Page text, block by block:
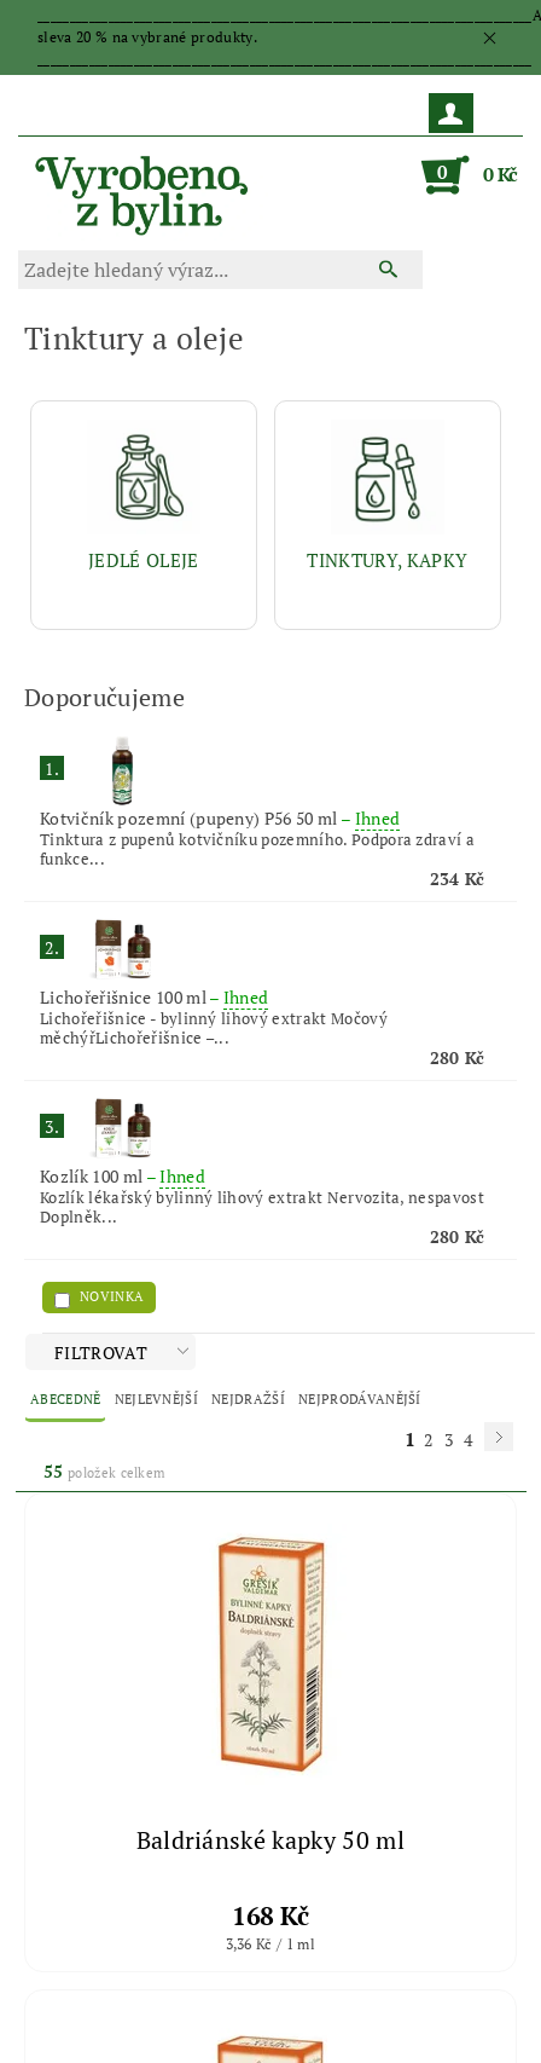
sleva 20 % na vybrané produkty.
0 0 Kč
Tinktury a oleje
JEDLÉ OLEJE TINKTURY, KAPKY
Doporučujeme
1.
Kotvičník pozemní (pupeny) P56 50 ml – Ihned
Tinktura z pupenů kotvičníku pozemního. Podpora zdraví a
funkce...
234 Kč
2.
Lichořeřišnice 100 ml – Ihned
Lichořeřišnice - bylinný lihový extrakt Močový
měchýřLichořeřišnice –...
280 Kč
3.
Kozlík 100 ml –Ihned
Kozlík lékařský bylinný lihový extrakt Nervozita, nespavost
Doplněk...
280 Kč
NOVINKA
FILTROVAT
ABECEDNĚ NEJLEVNĚJŠÍ NEJDRAŽŠÍ NEJPRODÁVANĚJŠÍ
1 2 3 4
55 položek celkem
Baldriánské kapky 50 ml
168 Kč
3,36 Kč / 1 ml